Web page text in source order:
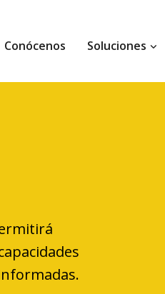
Conócenos Soluciones